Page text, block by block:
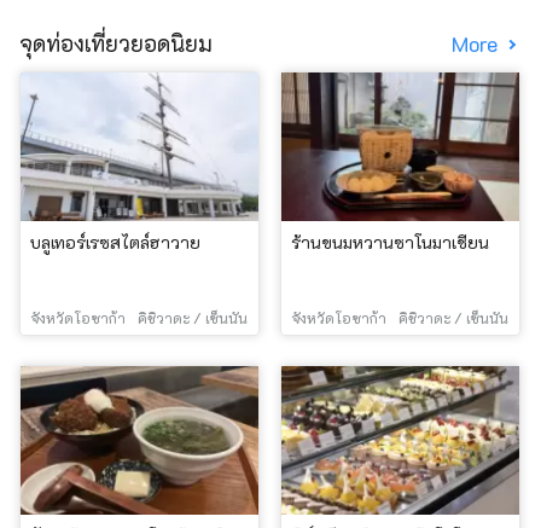
จุดท่องเที่ยวยอดนิยม More
บลูเทอร์เรซสไตล์ฮาวาย
จังหวัดโอซาก้า คิชิวาดะ / เซ็นนัน
ร้านขนมหวานซาโนมาเชียน
จังหวัดโอซาก้า คิชิวาดะ / เซ็นนัน